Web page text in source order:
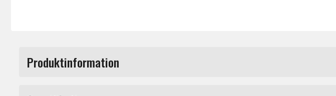
Produktinformation